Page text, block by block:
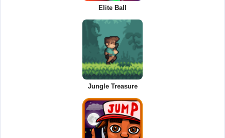
Elite Ball
Jungle Treasure